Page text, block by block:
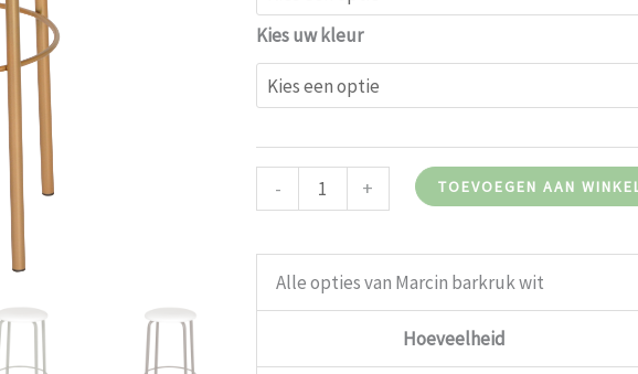
Kies uw kleur
- + TOEVOEGEN AAN
Alle opties van Marcin barkruk wit
Hoeveelheid